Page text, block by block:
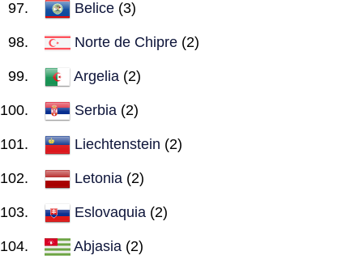
Belice (3)
Norte de Chipre (2)
Argelia (2)
Serbia (2)
Liechtenstein (2)
Letonia (2)
Eslovaquia (2)
Abjasia (2)